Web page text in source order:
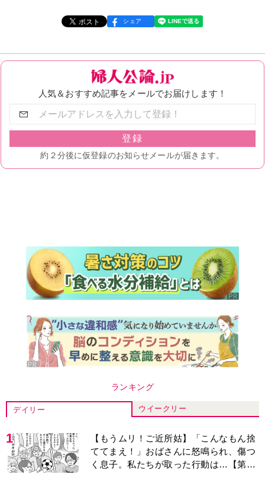
シェア
ランキング
デイリー ウイークリー
1
【もうムリ！ご近所姑】「こんなもん捨
ててまえ！」おばさんに怒鳴られ、傷つ
く息子。私たちが取った行動は…【第3